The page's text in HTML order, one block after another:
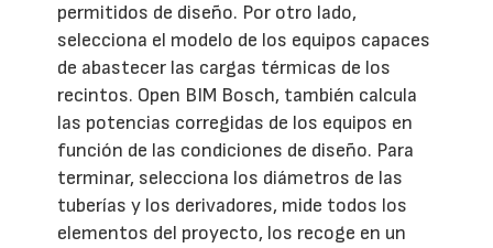
permitidos de diseño. Por otro lado,
selecciona el modelo de los equipos capaces
de abastecer las cargas térmicas de los
recintos. Open BIM Bosch, también calcula
las potencias corregidas de los equipos en
función de las condiciones de diseño. Para
terminar, selecciona los diámetros de las
tuberías y los derivadores, mide todos los
elementos del proyecto, los recoge en un